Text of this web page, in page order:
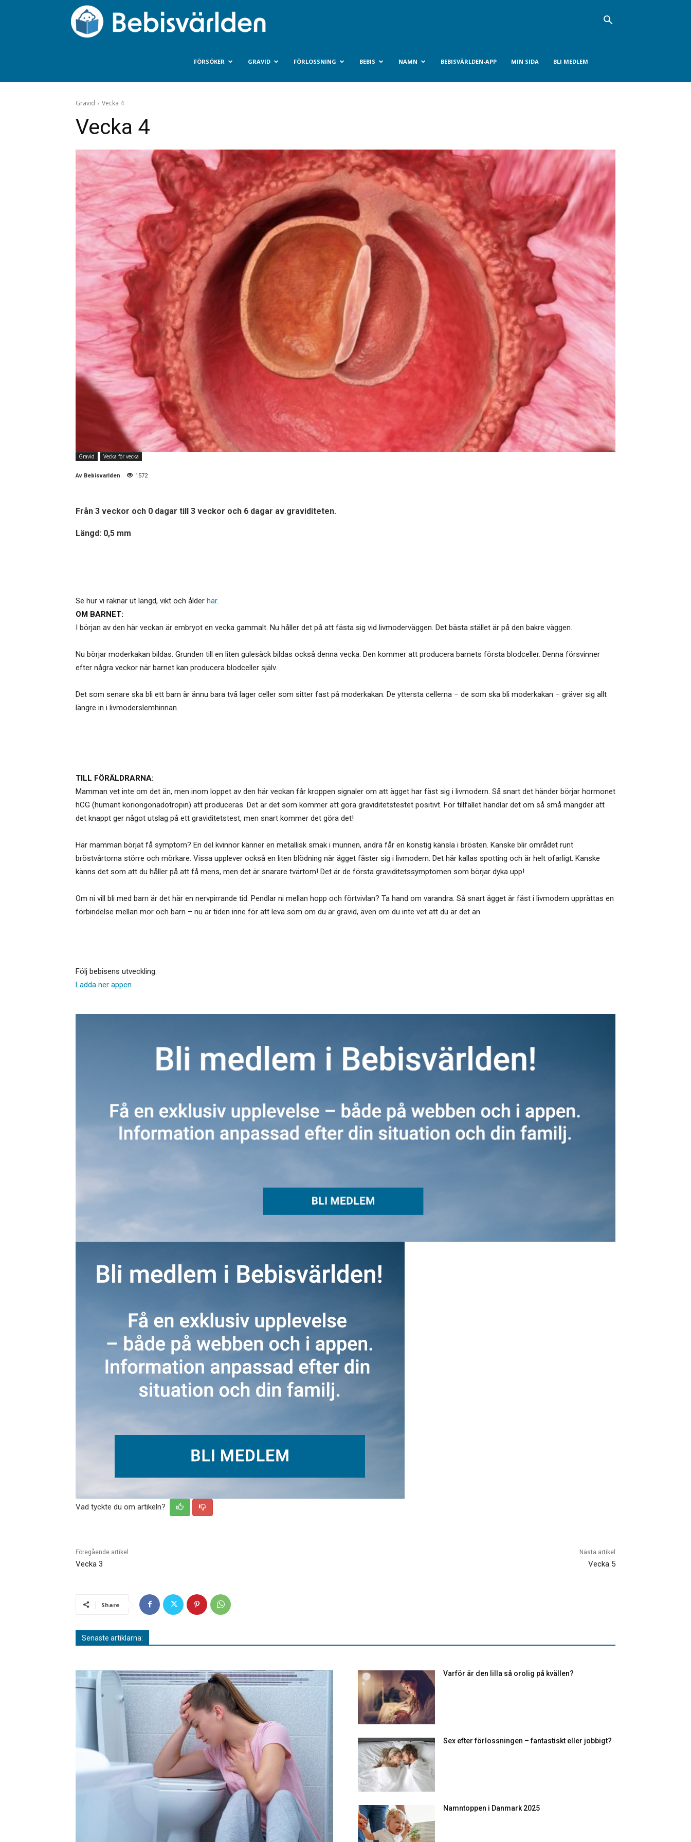
FÖRSÖKER GRAVID FÖRLOSSNING BEBIS NAMN BEBISVÄRLDEN-APP MIN SIDA BLI MEDLEM
Gravid Vecka 4
Vecka 4
Gravid Vecka för vecka
Av Bebisvarlden 1572
Från 3 veckor och 0 dagar till 3 veckor och 6 dagar av graviditeten.
Längd: 0,5 mm
Se hur vi räknar ut längd, vikt och ålder här.
OM BARNET:
I början av den här veckan är embryot en vecka gammalt. Nu håller det på att fästa sig vid livmoderväggen. Det bästa stället är på den bakre väggen.
Nu börjar moderkakan bildas. Grunden till en liten gulesäck bildas också denna vecka. Den kommer att producera barnets första blodceller. Denna försvinner
efter några veckor när barnet kan producera blodceller själv.
Det som senare ska bli ett barn är ännu bara två lager celler som sitter fast på moderkakan. De yttersta cellerna – de som ska bli moderkakan – gräver sig allt
längre in i livmoderslemhinnan.
TILL FÖRÄLDRARNA:
Mamman vet inte om det än, men inom loppet av den här veckan får kroppen signaler om att ägget har fäst sig i livmodern. Så snart det händer börjar hormonet
hCG (humant koriongonadotropin) att produceras. Det är det som kommer att göra graviditetstestet positivt. För tillfället handlar det om så små mängder att
det knappt ger något utslag på ett graviditetstest, men snart kommer det göra det!
Har mamman börjat få symptom? En del kvinnor känner en metallisk smak i munnen, andra får en konstig känsla i brösten. Kanske blir området runt
bröstvårtorna större och mörkare. Vissa upplever också en liten blödning när ägget fäster sig i livmodern. Det här kallas spotting och är helt ofarligt. Kanske
känns det som att du håller på att få mens, men det är snarare tvärtom! Det är de första graviditetssymptomen som börjar dyka upp!
Om ni vill bli med barn är det här en nervpirrande tid. Pendlar ni mellan hopp och förtvivlan? Ta hand om varandra. Så snart ägget är fäst i livmodern upprättas en
förbindelse mellan mor och barn – nu är tiden inne för att leva som om du är gravid, även om du inte vet att du är det än.
Följ bebisens utveckling:
Ladda ner appen
Vad tyckte du om artikeln?
Föregående artikel
Vecka 3
Nästa artikel
Vecka 5
Share
Senaste artiklarna:
Varför är den lilla så orolig på kvällen?
Sex efter förlossningen – fantastiskt eller jobbigt?
Namntoppen i Danmark 2025